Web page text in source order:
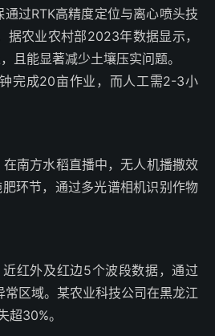
过RTK高精度定位与离心喷头技
农业农村部2023年数据显示，
能显著减少土壤压实问题。
完成20亩作业，而人工需2-3小
南方水稻直播中，无人机播撒效
环节，通过多光谱相机识别作物
红外及红边5个波段数据，通过
区域。某农业科技公司在黑龙江
30%。